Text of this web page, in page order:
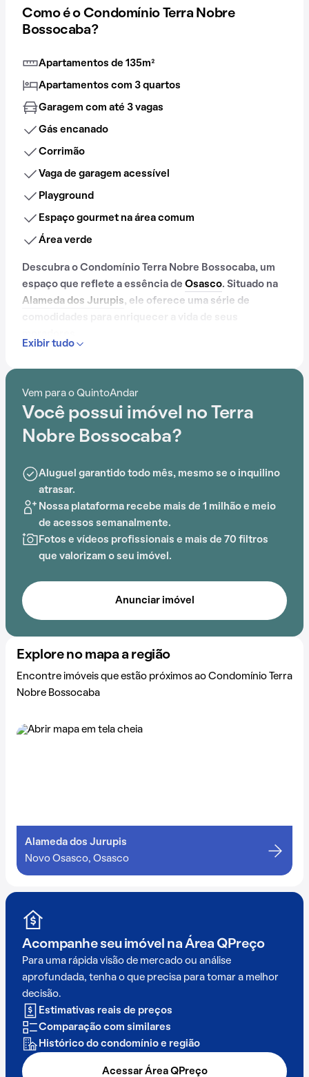
Como é o Condomínio Terra Nobre
Bossocaba?
Apartamentos de 135m²
Apartamentos com 3 quartos
Garagem com até 3 vagas
Gás encanado
Corrimão
Vaga de garagem acessível
Playground
Espaço gourmet na área comum
Área verde
Descubra o Condomínio Terra Nobre Bossocaba, um
espaço que reflete a essência de Osasco. Situado na
Alameda dos Jurupis, ele oferece uma série de
Desde gás encanado até playground, passando por
Nobre Bossocaba proporciona um ambiente de bem-
estar e segurança.
Conceição agrega praticidade ao dia a dia.
Exibir tudo
Vem para o QuintoAndar
Você possui imóvel no Terra
Nobre Bossocaba?
Aluguel garantido todo mês, mesmo se o inquilino
atrasar.
Nossa plataforma recebe mais de 1 milhão e meio
de acessos semanalmente.
Fotos e vídeos profissionais e mais de 70 filtros
que valorizam o seu imóvel.
Anunciar imóvel
Explore no mapa a região
Encontre imóveis que estão próximos ao Condomínio Terra
Nobre Bossocaba
Alameda dos Jurupis
Novo Osasco, Osasco
Acompanhe seu imóvel na Área QPreço
Para uma rápida visão de mercado ou análise
aprofundada, tenha o que precisa para tomar a melhor
decisão.
Estimativas reais de preços
Comparação com similares
Histórico do condomínio e região
Acessar Área QPreço